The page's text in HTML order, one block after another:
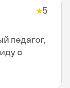
★5
педагог,
с